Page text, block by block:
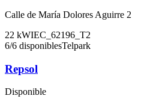
Calle de María Dolores Aguirre 2
22 kWIEC_62196_T2
6/6 disponiblesTelpark
Repsol
Disponible